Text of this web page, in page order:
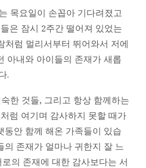
목요일이 손꼽아 기다려졌고
은 잠시 2주간 떨어져 있었는
처럼 멀리서부터 뛰어와서 저에
아내와 아이들의 존재가 새롭
.
한 것들, 그리고 항상 함께하는
럼 여기며 감사하지 못할 때가
안 함께 해온 가족들이 있습
의 존재가 얼마나 귀한지 잘 느
의 존재에 대한 감사보다는 서